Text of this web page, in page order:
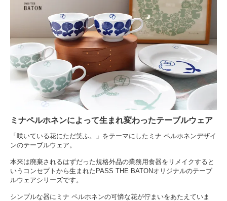
ミナペルホネンによって生まれ変わったテーブルウェア
「咲いている花にただ笑ふ。」をテーマにしたミナ ペルホネンデザイ
ンのテーブルウェア。
本来は廃棄されるはずだった規格外品の業務用食器をリメイクすると
いうコンセプトから生まれたPASS THE BATONオリジナルのテーブ
ルウェアシリーズです。
シンプルな器にミナ ペルホネンの可憐な花が佇まいをあたえていま